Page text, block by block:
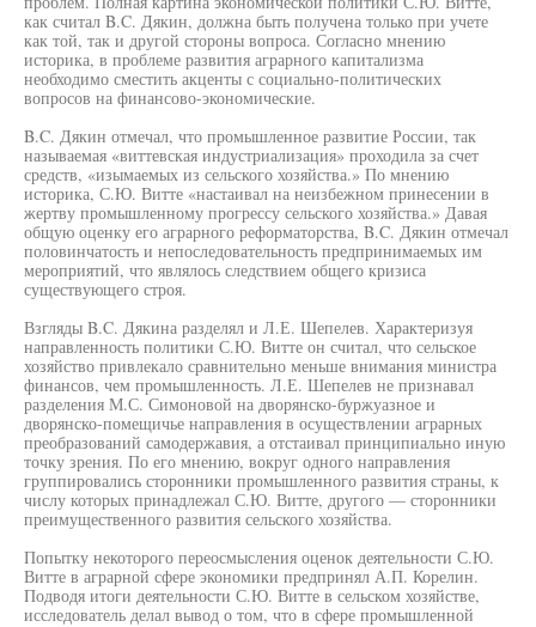
как считал B.C. Дякин, должна быть получена только при учете
как той, так и другой стороны вопроса. Согласно мнению
историка, в проблеме развития аграрного капитализма
необходимо сместить акценты с социально-политических
вопросов на финансово-экономические.
B.C. Дякин отмечал, что промышленное развитие России, так
называемая «виттевская индустриализация» проходила за счет
средств, «изымаемых из сельского хозяйства.» По мнению
историка, С.Ю. Витте «настаивал на неизбежном принесении в
жертву промышленному прогрессу сельского хозяйства.» Давая
общую оценку его аграрного реформаторства, B.C. Дякин отмечал
половинчатость и непоследовательность предпринимаемых им
мероприятий, что являлось следствием общего кризиса
существующего строя.
Взгляды B.C. Дякина разделял и Л.Е. Шепелев. Характеризуя
направленность политики С.Ю. Витте он считал, что сельское
хозяйство привлекало сравнительно меньше внимания министра
финансов, чем промышленность. Л.Е. Шепелев не признавал
разделения М.С. Симоновой на дворянско-буржуазное и
дворянско-помещичье направления в осуществлении аграрных
преобразований самодержавия, а отстаивал принципиально иную
точку зрения. По его мнению, вокруг одного направления
группировались сторонники промышленного развития страны, к
числу которых принадлежал С.Ю. Витте, другого — сторонники
преимущественного развития сельского хозяйства.
Попытку некоторого переосмысления оценок деятельности С.Ю.
Витте в аграрной сфере экономики предпринял А.П. Корелин.
Подводя итоги деятельности С.Ю. Витте в сельском хозяйстве,
исследователь делал вывод о том, что в сфере промышленной